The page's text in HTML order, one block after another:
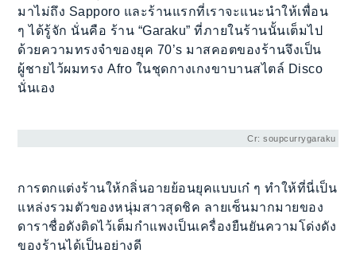
มาไม่ถึง Sapporo และร้านแรกที่เราจะแนะนำให้เพื่อน
ๆ ได้รู้จัก นั่นคือ ร้าน “Garaku” ที่ภายในร้านนั้นเต็มไป
ด้วยความทรงจำของยุค 70’s มาสคอตของร้านจึงเป็น
ผู้ชายไว้ผมทรง Afro ในชุดกางเกงขาบานสไตล์ Disco
นั่นเอง
Cr: soupcurrygaraku
การตกแต่งร้านให้กลิ่นอายย้อนยุคแบบเก๋ ๆ ทำให้ที่นี่เป็น
แหล่งรวมตัวของหนุ่มสาวสุดชิค ลายเซ็นมากมายของ
ดาราชื่อดังติดไว้เต็มกำแพงเป็นเครื่องยืนยันความโด่งดัง
ของร้านได้เป็นอย่างดี